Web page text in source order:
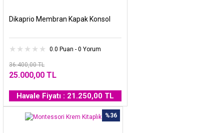
Dikaprio Membran Kapak Konsol
0.0 Puan - 0 Yorum
36.400,00 TL
25.000,00 TL
Havale Fiyatı : 21.250,00 TL
%36